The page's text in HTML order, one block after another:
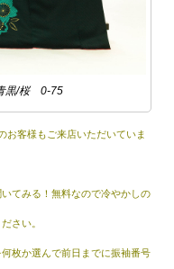
黒/桜 0-75
お客様もご来店いただいていま
てみる！無料なので冷やかしの
さい。
枚か選んで前日までに振袖番号